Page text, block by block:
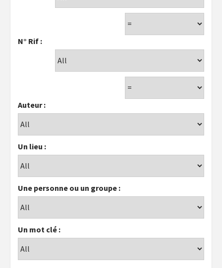
N° Rif :
Auteur :
Un lieu :
Une personne ou un groupe :
Un mot clé :